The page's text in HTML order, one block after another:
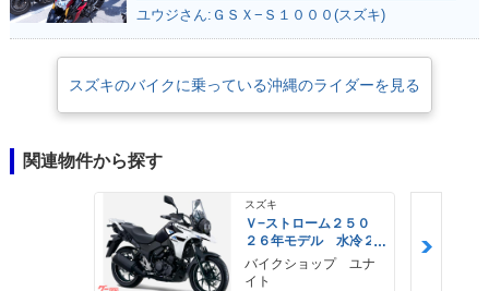
ユウジさん:ＧＳＸ−Ｓ１０００(スズキ)
スズキのバイクに乗っている沖縄のライダーを見る
関連物件から探す
スズキ
Ｖ−ストローム２５０
２６年モデル 水冷２
気筒エンジン ＬＥＤ
ヘッドライト標準装備
バイクショップ ユナ
イト